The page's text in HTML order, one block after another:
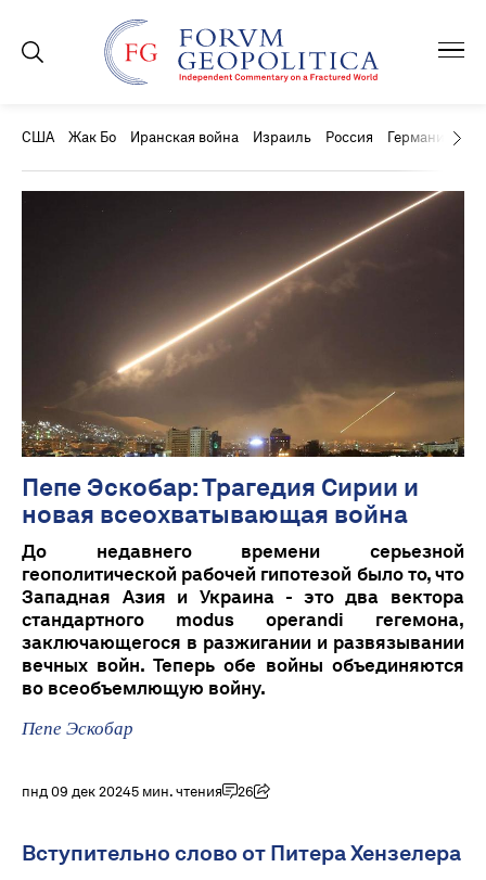
США Жак Бо Иранская война Израиль Россия Германия
Пепе Эскобар: Трагедия Сирии и
новая всеохватывающая война
До недавнего времени серьезной
геополитической рабочей гипотезой было то, что
Западная Азия и Украина - это два вектора
стандартного modus operandi гегемона,
заключающегося в разжигании и развязывании
вечных войн. Теперь обе войны объединяются
во всеобъемлющую войну.
Пепе Эскобар
пнд 09 дек 20245 мин. чтения 26
Вступительно слово от Питера Хензелера